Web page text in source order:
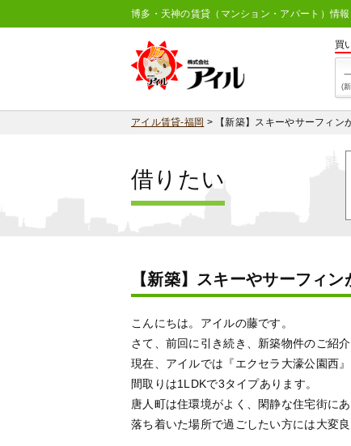
博多・天神の賃貸（マンション・アパート）情
買
(
アイル賃貸-福岡 > 【新築】スキーやサーフィン
借りたい
【新築】スキーやサーフィ
こんにちは。アイルの藤です。
さて、前回に引き続き、新築物件のご紹介
現在、アイルでは『エクセラ大濠公園西
間取りは1LDKで3タイプあります。
唐人町は住環境がよく、閑静な住宅街にあ
落ち着いた場所で過ごしたい方には大変良